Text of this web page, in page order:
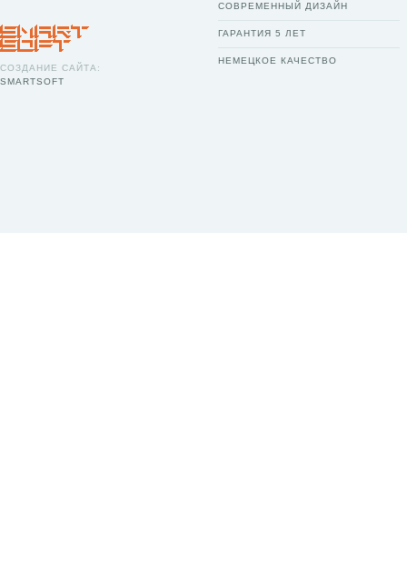
СОЗДАНИЕ САЙТА:
SMARTSOFT
СОВРЕМЕННЫЙ ДИЗАЙН
ГАРАНТИЯ 5 ЛЕТ
НЕМЕЦКОЕ КАЧЕСТВО